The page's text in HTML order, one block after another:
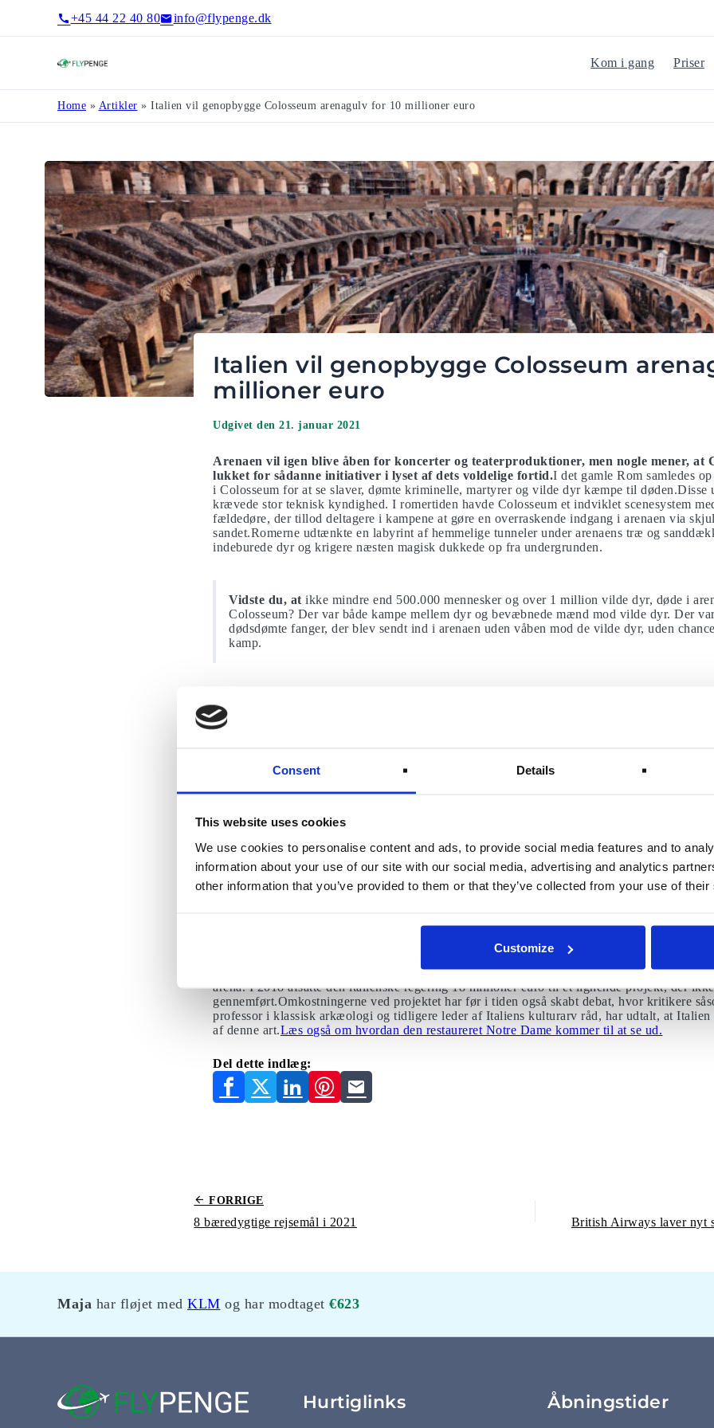
Consent Details
This website uses cookies
We use cookies to personalise content and ads, to provide social media features and to
information about your use of our site with our social media, advertising and analytics
other information that you’ve provided to them or that they’ve collected from your use of
Customize
+45 44 22 40 80 info@flypenge.dk
Kom i gang Priser
Home » Artikler » Italien vil genopbygge Colosseum arenagulv for 10 millioner euro
Italien vil genopbygge Colosseum
millioner euro
Udgivet den 21. januar 2021
Arenaen vil igen blive åben for koncerter og teaterproduktioner, men nogle mener, at
lukket for sådanne initiativer i lyset af dets voldelige fortid.I det gamle Rom samledes
i Colosseum for at se slaver, dømte kriminelle, martyrer og vilde dyr kæmpe til døden.Disse
krævede stor teknisk kyndighed. I romertiden havde Colosseum et indviklet scenesystem
fældedøre, der tillod deltagere i kampene at gøre en overraskende indgang i arenaen via
sandet.Romerne udtænkte en labyrint af hemmelige tunneler under arenaens træ og
indeburede dyr og krigere næsten magisk dukkede op fra undergrunden.
Vidste du, at ikke mindre end 500.000 mennesker og over 1 million vilde dyr, døde i
Colosseum? Der var både kampe mellem dyr og bevæbnede mænd mod vilde dyr. Der
dødsdømte fanger, der blev sendt ind i arenaen uden våben mod de vilde dyr, uden
kamp.
endda romerne at oversvømme arenaen for at genetablere berømte skibskampe til
været udsat for jordskælv og naturlige erosioner, hvilket har været medvirkende til, at
Nu har den italienske regering midlertidig bekræftet, at det berømte vartegn vil blive
projektet for en sum af 10 millioner euro. Mere præcist er planen at bygge et udtrækkeligt
et glimt af amfiteatret, som det engang var.”Vi vil give folk en idé om, hvordan det var, og vi
af arenaen indeholde replikaer af falddøre, elevatorer og andre mekaniske elementer, der
internationale forslag skal være inden 1. februar.Planen er, at det højteknologiske
inden 2023. Turistembedsmænd i Rom vil lancere et helt nyt kapitel for Colosseum, da
sammenkomster skal afholdes på gulvet.Det er ikke første gang, Italien har øremærket en
arena. I 2018 afsatte den italienske regering 18 millioner euro til et lignende projekt, der
gennemført.Omkostningerne ved projektet har før i tiden også skabt debat, hvor kritikere
professor i klassisk arkæologi og tidligere leder af Italiens kulturarv råd, har udtalt, at
af denne art.Læs også om hvordan den restaureret Notre Dame kommer til at se ud.
Del dette indlæg:
FORRIGE
8 bæredygtige rejsemål i 2021
Maja har fløjet med KLM og har modtaget €623
Hurtiglinks Åbningstider